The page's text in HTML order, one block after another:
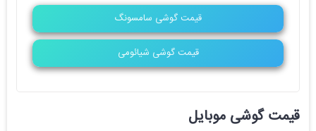
قیمت گوشی سامسونگ
قیمت گوشی شیائومی
قیمت گوشی موبایل